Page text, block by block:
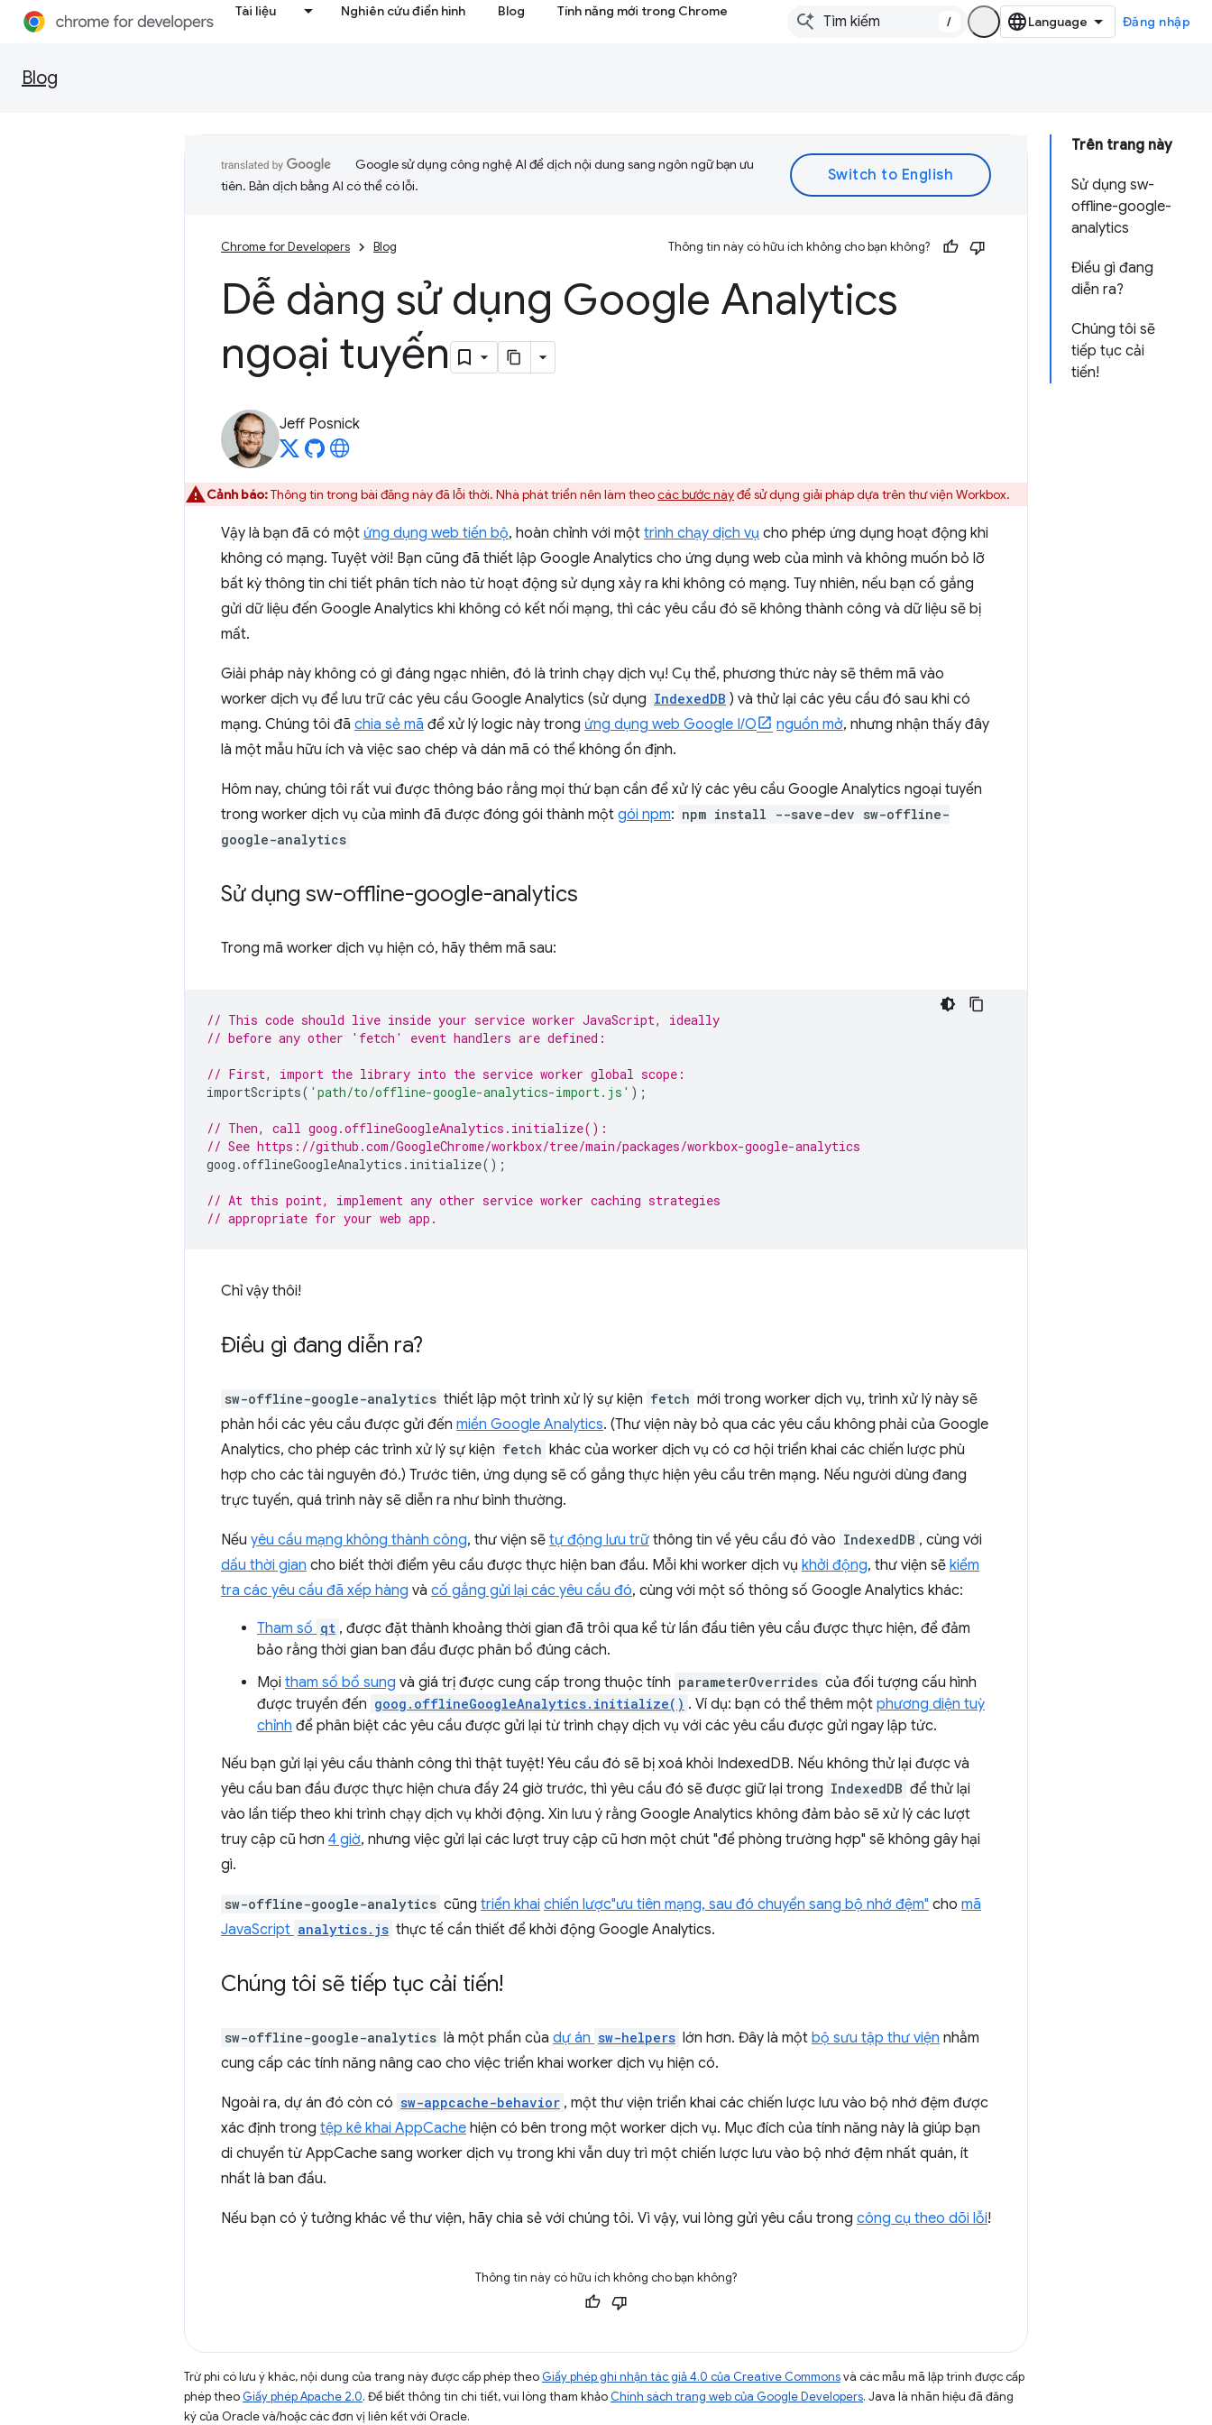
Tài liệu Nghiên cứu điển hình Blog Tính năng mới trong Chrome
/ Đăng nhập
Blog
Trên trang này
Sử dụng sw-
offline-google-
analytics
Điều gì đang
diễn ra?
Chúng tôi sẽ
tiếp tục cải
tiến!
Google sử dụng công nghệ AI để dịch nội dung sang ngôn ngữ bạn ưu
tiên. Bản dịch bằng AI có thể có lỗi.
Chrome for Developers Blog Thông tin này có hữu ích không cho bạn không?
Dễ dàng sử dụng Google Analytics
ngoại tuyến
Jeff Posnick
Cảnh báo:Thông tin trong bài đăng này đã lỗi thời. Nhà phát triển nên làm theocác bước nàyđể sử dụng giải pháp dựa trên thư viện Workbox.
Vậy là bạn đã có một ứng dụng web tiến bộ, hoàn chỉnh với một trình chạy dịch vụ cho phép ứng dụng hoạt động khi
không có mạng. Tuyệt vời! Bạn cũng đã thiết lập Google Analytics cho ứng dụng web của mình và không muốn bỏ lỡ
bất kỳ thông tin chi tiết phân tích nào từ hoạt động sử dụng xảy ra khi không có mạng. Tuy nhiên, nếu bạn cố gắng
gửi dữ liệu đến Google Analytics khi không có kết nối mạng, thì các yêu cầu đó sẽ không thành công và dữ liệu sẽ bị
mất.
Giải pháp này không có gì đáng ngạc nhiên, đó là trình chạy dịch vụ! Cụ thể, phương thức này sẽ thêm mã vào
worker dịch vụ để lưu trữ các yêu cầu Google Analytics (sử dụng IndexedDB ) và thử lại các yêu cầu đó sau khi có
mạng. Chúng tôi đã chia sẻ mã để xử lý logic này trong ứng dụng web Google I/O nguồn mở, nhưng nhận thấy đây
là một mẫu hữu ích và việc sao chép và dán mã có thể không ổn định.
Hôm nay, chúng tôi rất vui được thông báo rằng mọi thứ bạn cần để xử lý các yêu cầu Google Analytics ngoại tuyến
trong worker dịch vụ của mình đã được đóng gói thành một gói npm: npm install --save-dev sw-offline-
google-analytics
Sử dụng sw-offline-google-analytics
Trong mã worker dịch vụ hiện có, hãy thêm mã sau:
// This code should live inside your service worker JavaScript, ideally
// before any other 'fetch' event handlers are defined:
// First, import the library into the service worker global scope:
importScripts( 'path/to/offline-google-analytics-import.js' );
// Then, call goog.offlineGoogleAnalytics.initialize():
// See https://github.com/GoogleChrome/workbox/tree/main/packages/workbox-google-analytics
goog .offlineGoogleAnalytics . initialize();
// At this point, implement any other service worker caching strategies
// appropriate for your web app.
Chỉ vậy thôi!
Điều gì đang diễn ra?
sw-offline-google-analytics thiết lập một trình xử lý sự kiện fetch mới trong worker dịch vụ, trình xử lý này sẽ
phản hồi các yêu cầu được gửi đến miền Google Analytics. (Thư viện này bỏ qua các yêu cầu không phải của Google
Analytics, cho phép các trình xử lý sự kiện fetch khác của worker dịch vụ có cơ hội triển khai các chiến lược phù
hợp cho các tài nguyên đó.) Trước tiên, ứng dụng sẽ cố gắng thực hiện yêu cầu trên mạng. Nếu người dùng đang
trực tuyến, quá trình này sẽ diễn ra như bình thường.
Nếu yêu cầu mạng không thành công, thư viện sẽ tự động lưu trữ thông tin về yêu cầu đó vào IndexedDB , cùng với
dấu thời gian cho biết thời điểm yêu cầu được thực hiện ban đầu. Mỗi khi worker dịch vụ khởi động, thư viện sẽ kiểm
tra các yêu cầu đã xếp hàng và cố gắng gửi lại các yêu cầu đó, cùng với một số thông số Google Analytics khác:
Tham số qt , được đặt thành khoảng thời gian đã trôi qua kể từ lần đầu tiên yêu cầu được thực hiện, để đảm
bảo rằng thời gian ban đầu được phân bổ đúng cách.
Mọi tham số bổ sung và giá trị được cung cấp trong thuộc tính parameterOverrides của đối tượng cấu hình
được truyền đến goog.offlineGoogleAnalytics.initialize() . Ví dụ: bạn có thể thêm một phương diện tuỳ
chỉnh để phân biệt các yêu cầu được gửi lại từ trình chạy dịch vụ với các yêu cầu được gửi ngay lập tức.
Nếu bạn gửi lại yêu cầu thành công thì thật tuyệt! Yêu cầu đó sẽ bị xoá khỏi IndexedDB. Nếu không thử lại được và
yêu cầu ban đầu được thực hiện chưa đầy 24 giờ trước, thì yêu cầu đó sẽ được giữ lại trong IndexedDB để thử lại
vào lần tiếp theo khi trình chạy dịch vụ khởi động. Xin lưu ý rằng Google Analytics không đảm bảo sẽ xử lý các lượt
truy cập cũ hơn 4 giờ, nhưng việc gửi lại các lượt truy cập cũ hơn một chút "để phòng trường hợp" sẽ không gây hại
gì.
sw-offline-google-analytics cũng triển khai chiến lược"ưu tiên mạng, sau đó chuyển sang bộ nhớ đệm" cho mã
JavaScript analytics.js thực tế cần thiết để khởi động Google Analytics.
Chúng tôi sẽ tiếp tục cải tiến!
sw-offline-google-analytics là một phần của dự án sw-helpers lớn hơn. Đây là một bộ sưu tập thư viện nhằm
cung cấp các tính năng nâng cao cho việc triển khai worker dịch vụ hiện có.
Ngoài ra, dự án đó còn có sw-appcache-behavior , một thư viện triển khai các chiến lược lưu vào bộ nhớ đệm được
xác định trong tệp kê khai AppCache hiện có bên trong một worker dịch vụ. Mục đích của tính năng này là giúp bạn
di chuyển từ AppCache sang worker dịch vụ trong khi vẫn duy trì một chiến lược lưu vào bộ nhớ đệm nhất quán, ít
nhất là ban đầu.
Nếu bạn có ý tưởng khác về thư viện, hãy chia sẻ với chúng tôi. Vì vậy, vui lòng gửi yêu cầu trong công cụ theo dõi lỗi!
Thông tin này có hữu ích không cho bạn không?
Trừ phi có lưu ý khác, nội dung của trang này được cấp phép theo Giấy phép ghi nhận tác giả 4.0 của Creative Commonsvà các mẫu mã lập trình được cấp
phép theo Giấy phép Apache 2.0. Để biết thông tin chi tiết, vui lòng tham khảo Chính sách trang web của Google Developers. Java là nhãn hiệu đã đăng
ký của Oracle và/hoặc các đơn vị liên kết với Oracle.